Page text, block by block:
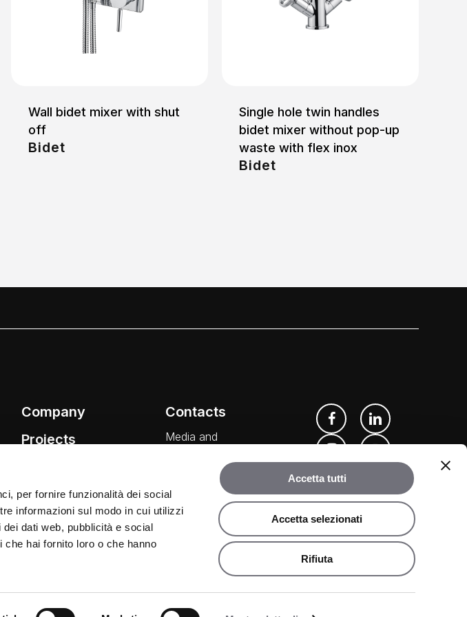
per fornire funzionalità dei social
informazioni sul modo in cui utilizzi
dati web, pubblicità e social
hai fornito loro o che hanno
Accetta tutti
Accetta selezionati
Rifiuta
Wall bidet mixer with shut
off
Bidet
Single hole twin handles
bidet mixer without pop-up
waste with flex inox
Bidet
Company
Projects
Contacts
Media and
Our Agents